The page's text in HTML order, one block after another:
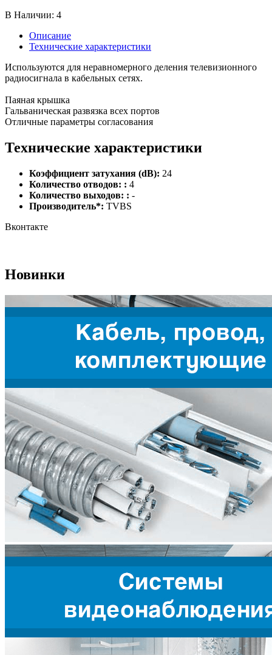
В Наличии: 4
Описание
Технические характеристики
Используются для неравномерного деления телевизионного
радиосигнала в кабельных сетях.
Паяная крышка
Гальваническая развязка всех портов
Отличные параметры согласования
Технические характеристики
Коэффициент затухания (dB): 24
Количество отводов: : 4
Количество выходов: : -
Производитель*: TVBS
Вконтакте
Новинки